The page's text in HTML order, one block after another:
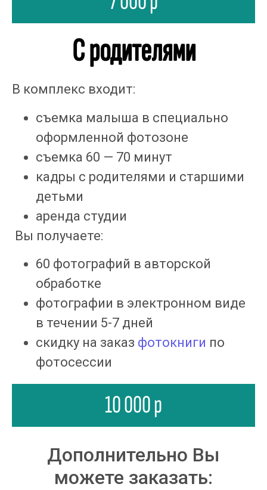
С родителями
В комплекс входит:
съемка малыша в специально
оформленной фотозоне
съемка 60 — 70 минут
кадры с родителями и старшими
детьми
аренда студии
Вы получаете:
60 фотографий в авторской
обработке
фотографии в электронном виде
в течении 5-7 дней
скидку на заказ фотокниги по
фотосессии
10 000 р
Дополнительно Вы
можете заказать: